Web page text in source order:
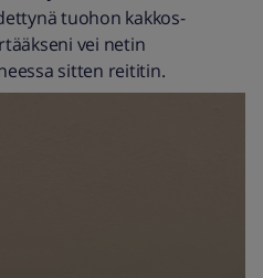
tuohon kakkos-
vei netin
sitten reititin.